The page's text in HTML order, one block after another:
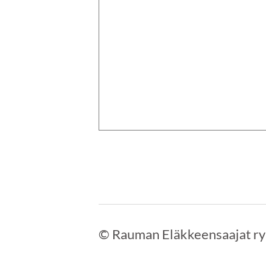
© Rauman Eläkkeensaajat ry